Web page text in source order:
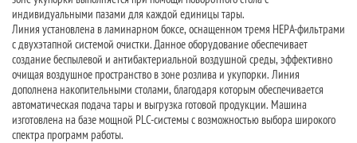
индивидуальными пазами для каждой единицы тары.
Линия установлена в ламинарном боксе, оснащенном тремя НЕРА-фильтрами
с двухэтапной системой очистки. Данное оборудование обеспечивает
создание беспылевой и антибактериальной воздушной среды, эффективно
очищая воздушное пространство в зоне розлива и укупорки. Линия
дополнена накопительными столами, благодаря которым обеспечивается
автоматическая подача тары и выгрузка готовой продукции. Машина
изготовлена на базе мощной PLC-системы с возможностью выбора широкого
спектра программ работы.